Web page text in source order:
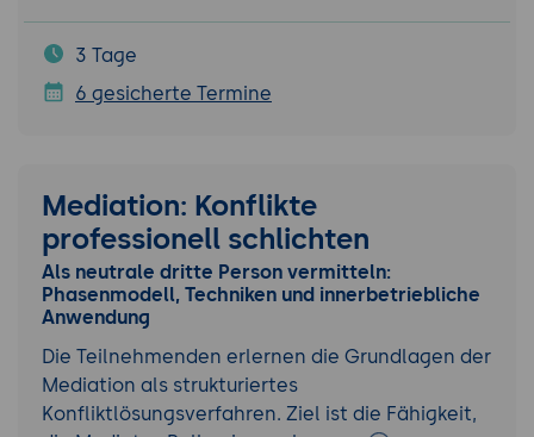
3 Tage
6 gesicherte Termine
Mediation: Konflikte
professionell schlichten
Als neutrale dritte Person vermitteln:
Phasenmodell, Techniken und innerbetriebliche
Anwendung
Die Teilnehmenden erlernen die Grundlagen der
Mediation als strukturiertes
Konfliktlösungsverfahren. Ziel ist die Fähigkeit,